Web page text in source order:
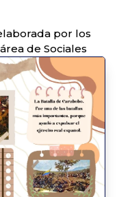
por los
de Sociales